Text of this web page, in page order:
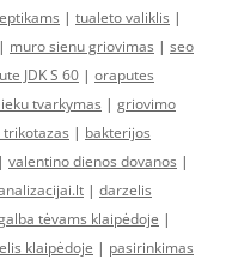
| tualeto valiklis |
| muro sienu griovimas | seo
JDK S 60 | oraputes
tvarkymas | griovimo
| bakterijos
| valentino dienos dovanos |
| darzelis
tėvams klaipėdoje |
klaipėdoje | pasirinkimas